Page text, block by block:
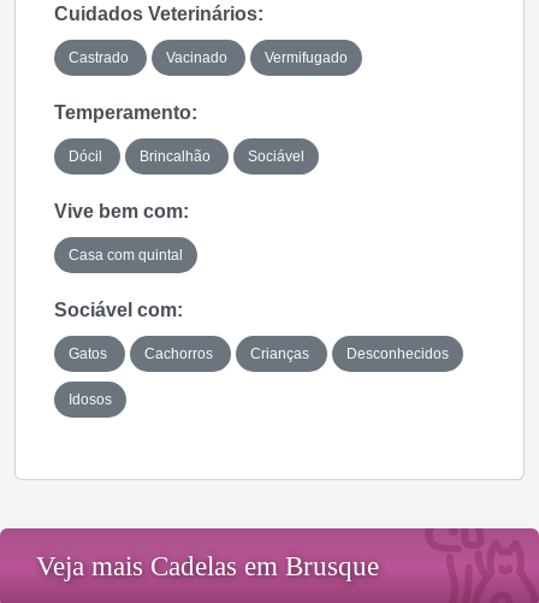
Cuidados Veterinários:
Castrado Vacinado Vermifugado
Temperamento:
Dócil Brincalhão Sociável
Vive bem com:
Casa com quintal
Sociável com:
Gatos Cachorros Crianças Desconhecidos
Idosos
Veja mais Cadelas em Brusque